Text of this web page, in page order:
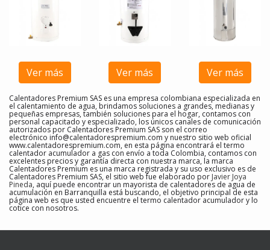
Ver más Ver más Ver más
Calentadores Premium SAS es una empresa colombiana especializada en
el calentamiento de agua, brindamos soluciones a grandes, medianas y
pequeñas empresas, también soluciones para el hogar, contamos con
personal capacitado y especializado, los únicos canales de comunicación
autorizados por Calentadores Premium SAS son el correo
electrónico info@calentadorespremium.com y nuestro sitio web oficial
www.calentadorespremium.com, en esta página encontrará el termo
calentador acumulador a gas con envío a toda Colombia, contamos con
excelentes precios y garantía directa con nuestra marca, la marca
Calentadores Premium es una marca registrada y su uso exclusivo es de
Calentadores Premium SAS, el sitio web fue elaborado por Javier Joya
Pineda, aquí puede encontrar un mayorista de calentadores de agua de
acumulación en Barranquilla está buscando, el objetivo principal de esta
página web es que usted encuentre el termo calentador acumulador y lo
cotice con nosotros.